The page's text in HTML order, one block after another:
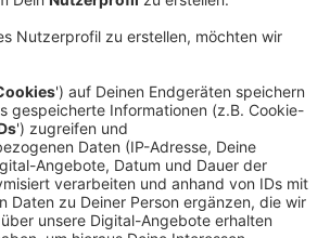
Busse ab etwa 12 Uhr nach dem
am zweiten Weihnachtsfeiertag
wie sonntags unterwegs.
über Weihnachten nicht. Einen
Sie HIER.